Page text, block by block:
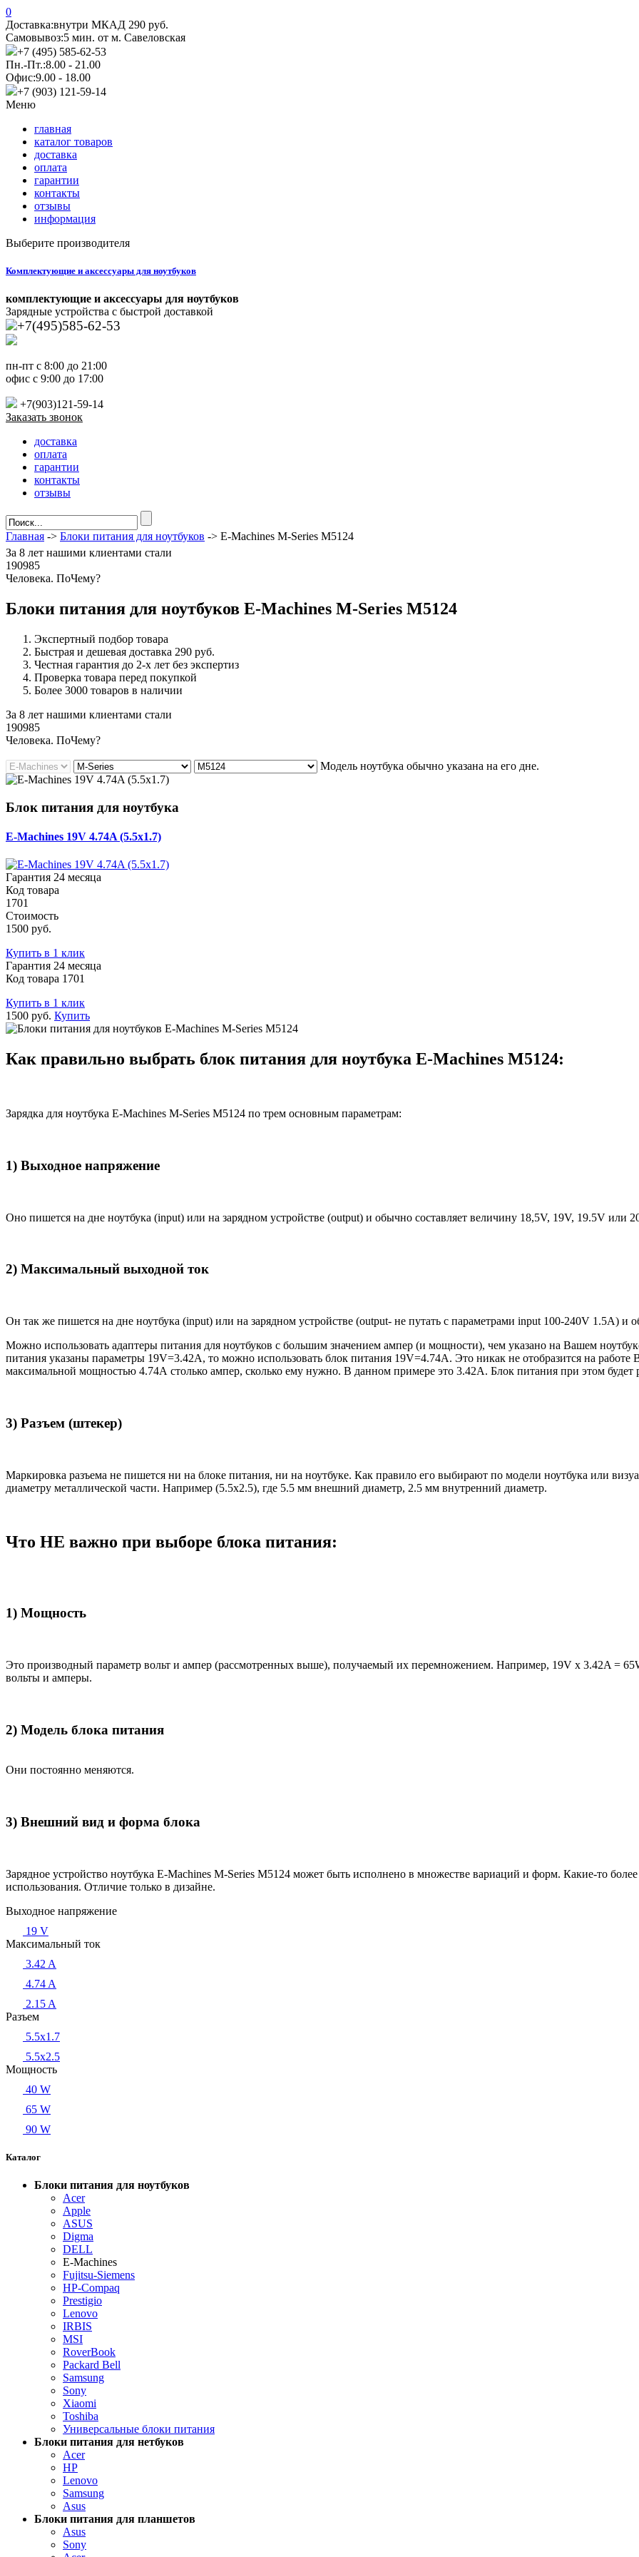
0
Доставка:внутри МКАД 290 руб.
Самовывоз:5 мин. от м. Савеловская
+7 (495) 585-62-53
Пн.-Пт.:8.00 - 21.00
Офис:9.00 - 18.00
+7 (903) 121-59-14
Меню
главная
каталог товаров
доставка
оплата
гарантии
контакты
отзывы
информация
Выберите производителя
Комплектующие и аксессуары для ноутбуков
комплектующие и аксессуары для ноутбуков
Зарядные устройства с быстрой доставкой
+7(495)585-62-53
пн-пт с 8:00 до 21:00
офис с 9:00 до 17:00
+7(903)121-59-14
Заказать звонок
доставка
оплата
гарантии
контакты
отзывы
Главная -> Блоки питания для ноутбуков -> E-Machines M-Series M5124
За 8 лет нашими клиентами стали
190985
Человека. ПоЧему?
Блоки питания для ноутбуков E-Machines M-Series M5124
Экспертный подбор товара
Быстрая и дешевая доставка 290 руб.
Честная гарантия до 2-х лет без экспертиз
Проверка товара перед покупкой
Более 3000 товаров в наличии
За 8 лет нашими клиентами стали
190985
Человека. ПоЧему?
Модель ноутбука обычно указана на его дне.
Блок питания для ноутбука
E-Machines 19V 4.74A (5.5x1.7)
Гарантия 24 месяца
Код товара
1701
Стоимость
1500 руб.
Купить в 1 клик
Гарантия 24 месяца
Код товара 1701
Купить в 1 клик
1500 руб. Купить
Как правильно выбрать блок питания для ноутбука E-Machines M5124:
Зарядка для ноутбука E-Machines M-Series M5124 по трем основным параметрам:
1) Выходное напряжение
Оно пишется на дне ноутбука (input) или на зарядном устройстве (output) и обычно составляет величину 18,5V, 19V, 19.5V или
2) Максимальный выходной ток
Он так же пишется на дне ноутбука (input) или на зарядном устройстве (output- не путать с параметрами input 100-240V 1.5A) и
Можно использовать адаптеры питания для ноутбуков с большим значением ампер (и мощности), чем указано на Вашем
питания указаны параметры 19V=3.42A, то можно использовать блок питания 19V=4.74A. Это никак не отобразится на работе
максимальной мощностью 4.74А столько ампер, сколько ему нужно. В данном примере это 3.42А. Блок питания при этом будет
3) Разъем (штекер)
Маркировка разъема не пишется ни на блоке питания, ни на ноутбуке. Как правило его выбирают по модели ноутбука или
диаметру металлической части. Например (5.5x2.5), где 5.5 мм внешний диаметр, 2.5 мм внутренний диаметр.
Что НЕ важно при выборе блока питания:
1) Мощность
Это производный параметр вольт и ампер (рассмотренных выше), получаемый их перемножением. Например, 19V x 3.42A =
вольты и амперы.
2) Модель блока питания
Они постоянно меняются.
3) Внешний вид и форма блока
Зарядное устройство ноутбука E-Machines M-Series M5124 может быть исполнено в множестве вариаций и форм. Какие-то
использования. Отличие только в дизайне.
Выходное напряжение
19 V
Максимальный ток
3.42 A
4.74 A
2.15 A
Разъем
5.5x1.7
5.5x2.5
Мощность
40 W
65 W
90 W
Каталог
Блоки питания для ноутбуков
Acer
Apple
ASUS
Digma
DELL
E-Machines
Fujitsu-Siemens
HP-Compaq
Prestigio
Lenovo
IRBIS
MSI
RoverBook
Packard Bell
Samsung
Sony
Xiaomi
Toshiba
Универсальные блоки питания
Блоки питания для нетбуков
Acer
HP
Lenovo
Samsung
Asus
Блоки питания для планшетов
Asus
Sony